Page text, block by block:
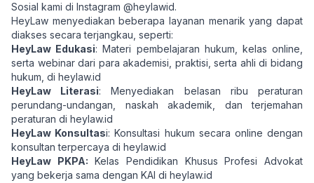
Sosial kami di Instagram @heylawid.
HeyLaw menyediakan beberapa layanan menarik yang dapat
diakses secara terjangkau, seperti:
HeyLaw Edukasi: Materi pembelajaran hukum, kelas online,
serta webinar dari para akademisi, praktisi, serta ahli di bidang
hukum, di heylaw.id
HeyLaw Literasi: Menyediakan belasan ribu peraturan
perundang-undangan, naskah akademik, dan terjemahan
peraturan di heylaw.id
HeyLaw Konsultasi: Konsultasi hukum secara online dengan
konsultan terpercaya di heylaw.id
HeyLaw PKPA: Kelas Pendidikan Khusus Profesi Advokat
yang bekerja sama dengan KAI di heylaw.id